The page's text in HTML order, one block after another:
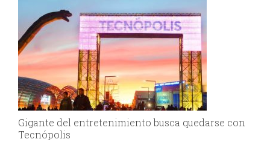
Gigante del entretenimiento busca quedarse con
Tecnópolis